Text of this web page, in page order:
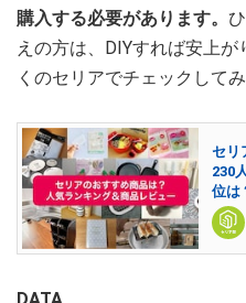
購入する必要があります。
えの方は、DIYすれば安上
くのセリアでチェックして
セリ
230
位は